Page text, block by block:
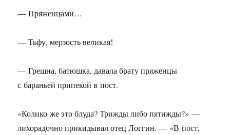
— Пряженцами…
— Тьфу, мерзость великая!
— Грешна, батюшка, давала брату пряженцы
с бараньей припекой в пост.
«Колико же это блуда? Трижды либо пятижды?» —
лихорадочно прикидывал отец Логгин. — «В пост,